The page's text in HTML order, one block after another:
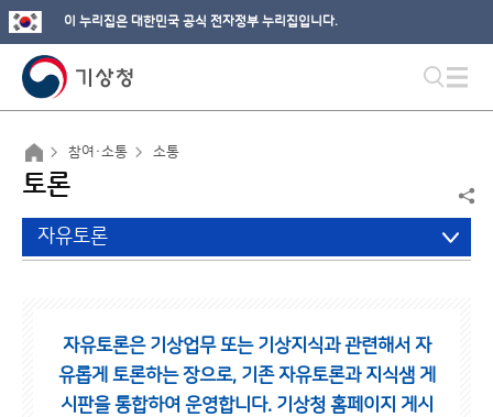
이 누리집은 대한민국 공식 전자정부 누리집입니다.
참여·소통 소통
토론
자유토론
자유토론은 기상업무 또는 기상지식과 관련해서 자
유롭게 토론하는 장으로, 기존 자유토론과 지식샘 게
시판을 통합하여 운영합니다. 기상청 홈페이지 게시